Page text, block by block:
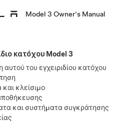
Model 3 Owner's Manual
κατόχου Model 3
αυτού του εγχειριδίου κατόχου
και κλείσιμο
και συστήματα συγκράτησης